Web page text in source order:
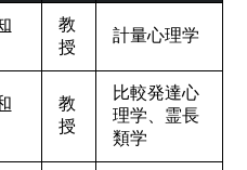
教
授
計量心理学
教
授
比較発達心
理学、霊長
類学